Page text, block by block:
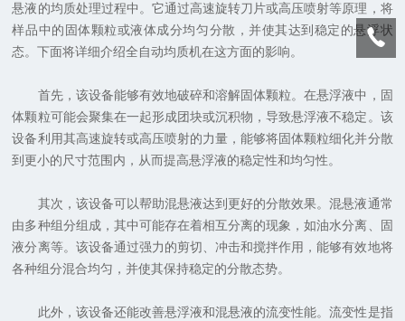
悬液的均质处理过程中。它通过高速旋转刀片或高压喷射等原理，将
样品中的固体颗粒或液体成分均匀分散，并使其达到稳定的悬浮状
态。下面将详细介绍全自动均质机在这方面的影响。
首先，该设备能够有效地破碎和溶解固体颗粒。在悬浮液中，固
体颗粒可能会聚集在一起形成团块或沉积物，导致悬浮液不稳定。该
设备利用其高速旋转或高压喷射的力量，能够将固体颗粒细化并分散
到更小的尺寸范围内，从而提高悬浮液的稳定性和均匀性。
其次，该设备可以帮助混悬液达到更好的分散效果。混悬液通常
由多种组分组成，其中可能存在着相互分离的现象，如油水分离、固
液分离等。该设备通过强力的剪切、冲击和搅拌作用，能够有效地将
各种组分混合均匀，并使其保持稳定的分散态势。
此外，该设备还能改善悬浮液和混悬液的流变性能。流变性是指